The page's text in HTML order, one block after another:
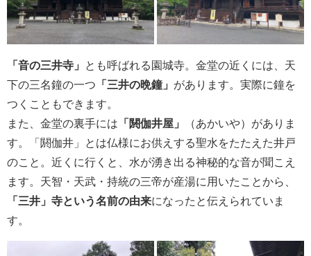
「音の三井寺」
とも呼ばれる園城寺。金堂の近くには、天
下の三名鐘の一つ 「三井の晩鐘」 があります。実際に鐘を
つくこともできます。
また、金堂の裏手には 「閼伽井屋」
（あかいや）がありま
す。「閼伽井」とは仏様にお供えする聖水をたたえた井戸
のこと。近くに行くと、水が湧き出る神秘的な音が聞こえ
ます。天智・天武・持統の三帝が産湯に用いたことから、
「三井」寺という名前の由来になったと伝えられていま
す。